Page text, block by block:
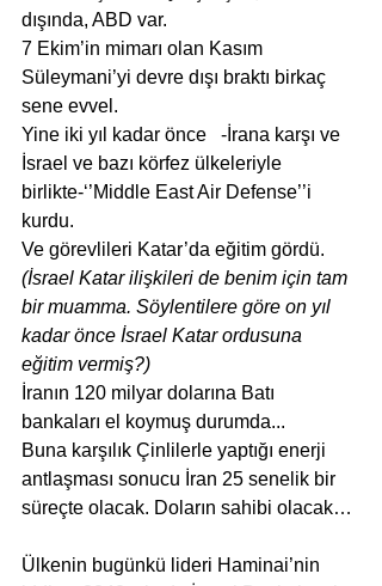
dışında, ABD var.
7 Ekim’in mimarı olan Kasım
Süleymani’yi devre dışı braktı birkaç
sene evvel.
Yine iki yıl kadar önce   -İrana karşı ve
İsrael ve bazı körfez ülkeleriyle
birlikte-‘’Middle East Air Defense’’i
kurdu.
Ve görevlileri Katar’da eğitim gördü.
(İsrael Katar ilişkileri de benim için tam
bir muamma. Söylentilere göre on yıl
kadar önce İsrael Katar ordusuna
eğitim vermiş?)
İranın 120 milyar dolarına Batı
bankaları el koymuş durumda...
Buna karşılık Çinlilerle yaptığı enerji
antlaşması sonucu İran 25 senelik bir
süreçte olacak. Doların sahibi olacak…
Ülkenin bugünkü lideri Haminai’nin